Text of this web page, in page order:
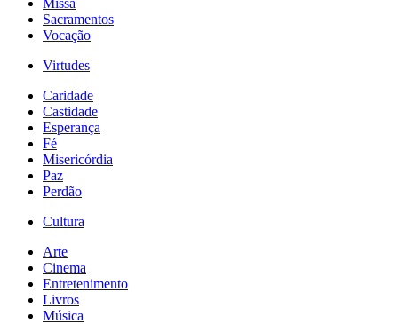
Missa
Sacramentos
Vocação
Virtudes
Caridade
Castidade
Esperança
Fé
Misericórdia
Paz
Perdão
Cultura
Arte
Cinema
Entretenimento
Livros
Música